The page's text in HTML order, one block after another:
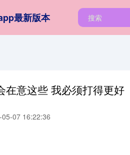
最新版本
在意这些 我必须打得更好
07 16:22:36